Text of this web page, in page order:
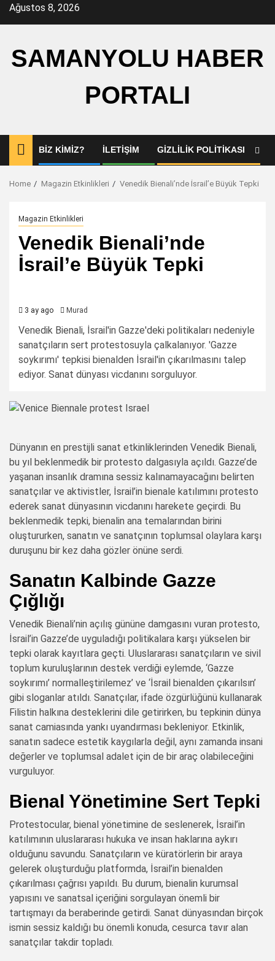
SkipAğustos 8, 2026
SAMANYOLU HABER
PORTALI
BIZ KIMIZ? İLETIŞIM GIZLILIK POLITIKASI
Home Magazin Etkinlikleri Venedik Bienali’nde İsrail’e Büyük Tepki
Magazin Etkinlikleri
Venedik Bienali’nde
İsrail’e Büyük Tepki
3 ay ago Murad
Venedik Bienali, İsrail'in Gazze'deki politikaları nedeniyle
sanatçıların sert protestosuyla çalkalanıyor. 'Gazze
soykırımı' tepkisi bienalden İsrail'in çıkarılmasını talep
ediyor. Sanat dünyası vicdanını sorguluyor.
Dünyanın en prestijli sanat etkinliklerinden Venedik Bienali,
bu yıl beklenmedik bir protesto dalgasıyla açıldı. Gazze’de
yaşanan insanlık dramına sessiz kalınamayacağını belirten
sanatçılar ve aktivistler, İsrail’in bienale katılımını protesto
ederek sanat dünyasının vicdanını harekete geçirdi. Bu
beklenmedik tepki, bienalin ana temalarından birini
oluştururken, sanatın ve sanatçının toplumsal olaylara karşı
duruşunu bir kez daha gözler önüne serdi.
Sanatın Kalbinde Gazze
Çığlığı
Venedik Bienali’nin açılış gününe damgasını vuran protesto,
İsrail’in Gazze’de uyguladığı politikalara karşı yükselen bir
tepki olarak kayıtlara geçti. Uluslararası sanatçıların ve sivil
toplum kuruluşlarının destek verdiği eylemde, ‘Gazze
soykırımı’ normalleştirilemez’ ve ‘İsrail bienalden çıkarılsın’
gibi sloganlar atıldı. Sanatçılar, ifade özgürlüğünü kullanarak
Filistin halkına desteklerini dile getirirken, bu tepkinin dünya
sanat camiasında yankı uyandırması bekleniyor. Etkinlik,
sanatın sadece estetik kaygılarla değil, aynı zamanda insani
değerler ve toplumsal adalet için de bir araç olabileceğini
vurguluyor.
Bienal Yönetimine Sert Tepki
Protestocular, bienal yönetimine de seslenerek, İsrail’in
katılımının uluslararası hukuka ve insan haklarına aykırı
olduğunu savundu. Sanatçıların ve küratörlerin bir araya
gelerek oluşturduğu platformda, İsrail’in bienalden
çıkarılması çağrısı yapıldı. Bu durum, bienalin kurumsal
yapısını ve sanatsal içeriğini sorgulayan önemli bir
tartışmayı da beraberinde getirdi. Sanat dünyasından birçok
ismin sessiz kaldığı bu önemli konuda, cesurca tavır alan
sanatçılar takdir topladı.